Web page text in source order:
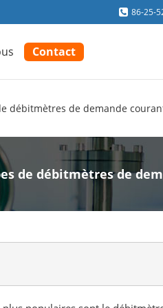
86-25-
Contact
débitmètres de demande
de débitmètres de